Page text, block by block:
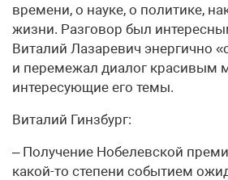
времени, о науке, о политике,
жизни. Разговор был
Виталий Лазаревич энергично
и перемежал диалог красивым
интересующие его темы.
Виталий Гинзбург:
– Получение Нобелевской
какой-то степени событием